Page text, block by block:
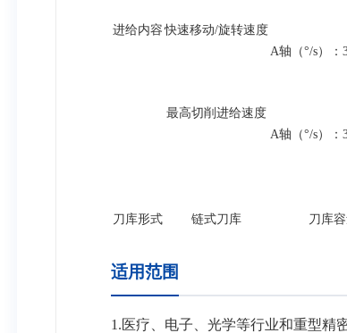
进给内容 快速移动/旋转速度
A轴（°/s）
最高切削进给速度
A轴（°/s）
刀库形式 链式刀库 刀库
适用范围
1.医疗、电子、光学等行业和重型精